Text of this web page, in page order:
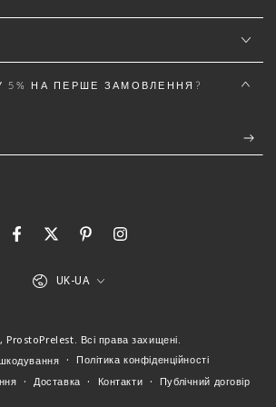
5% НА ПЕРШЕ ЗАМОВЛЕННЯ?
FacebookTwitterPinterestInstagram
ProstoPrelest . Всі права захищені.
Політика конфіденційності
Доставка Контакти Публічний договір
UK-UA